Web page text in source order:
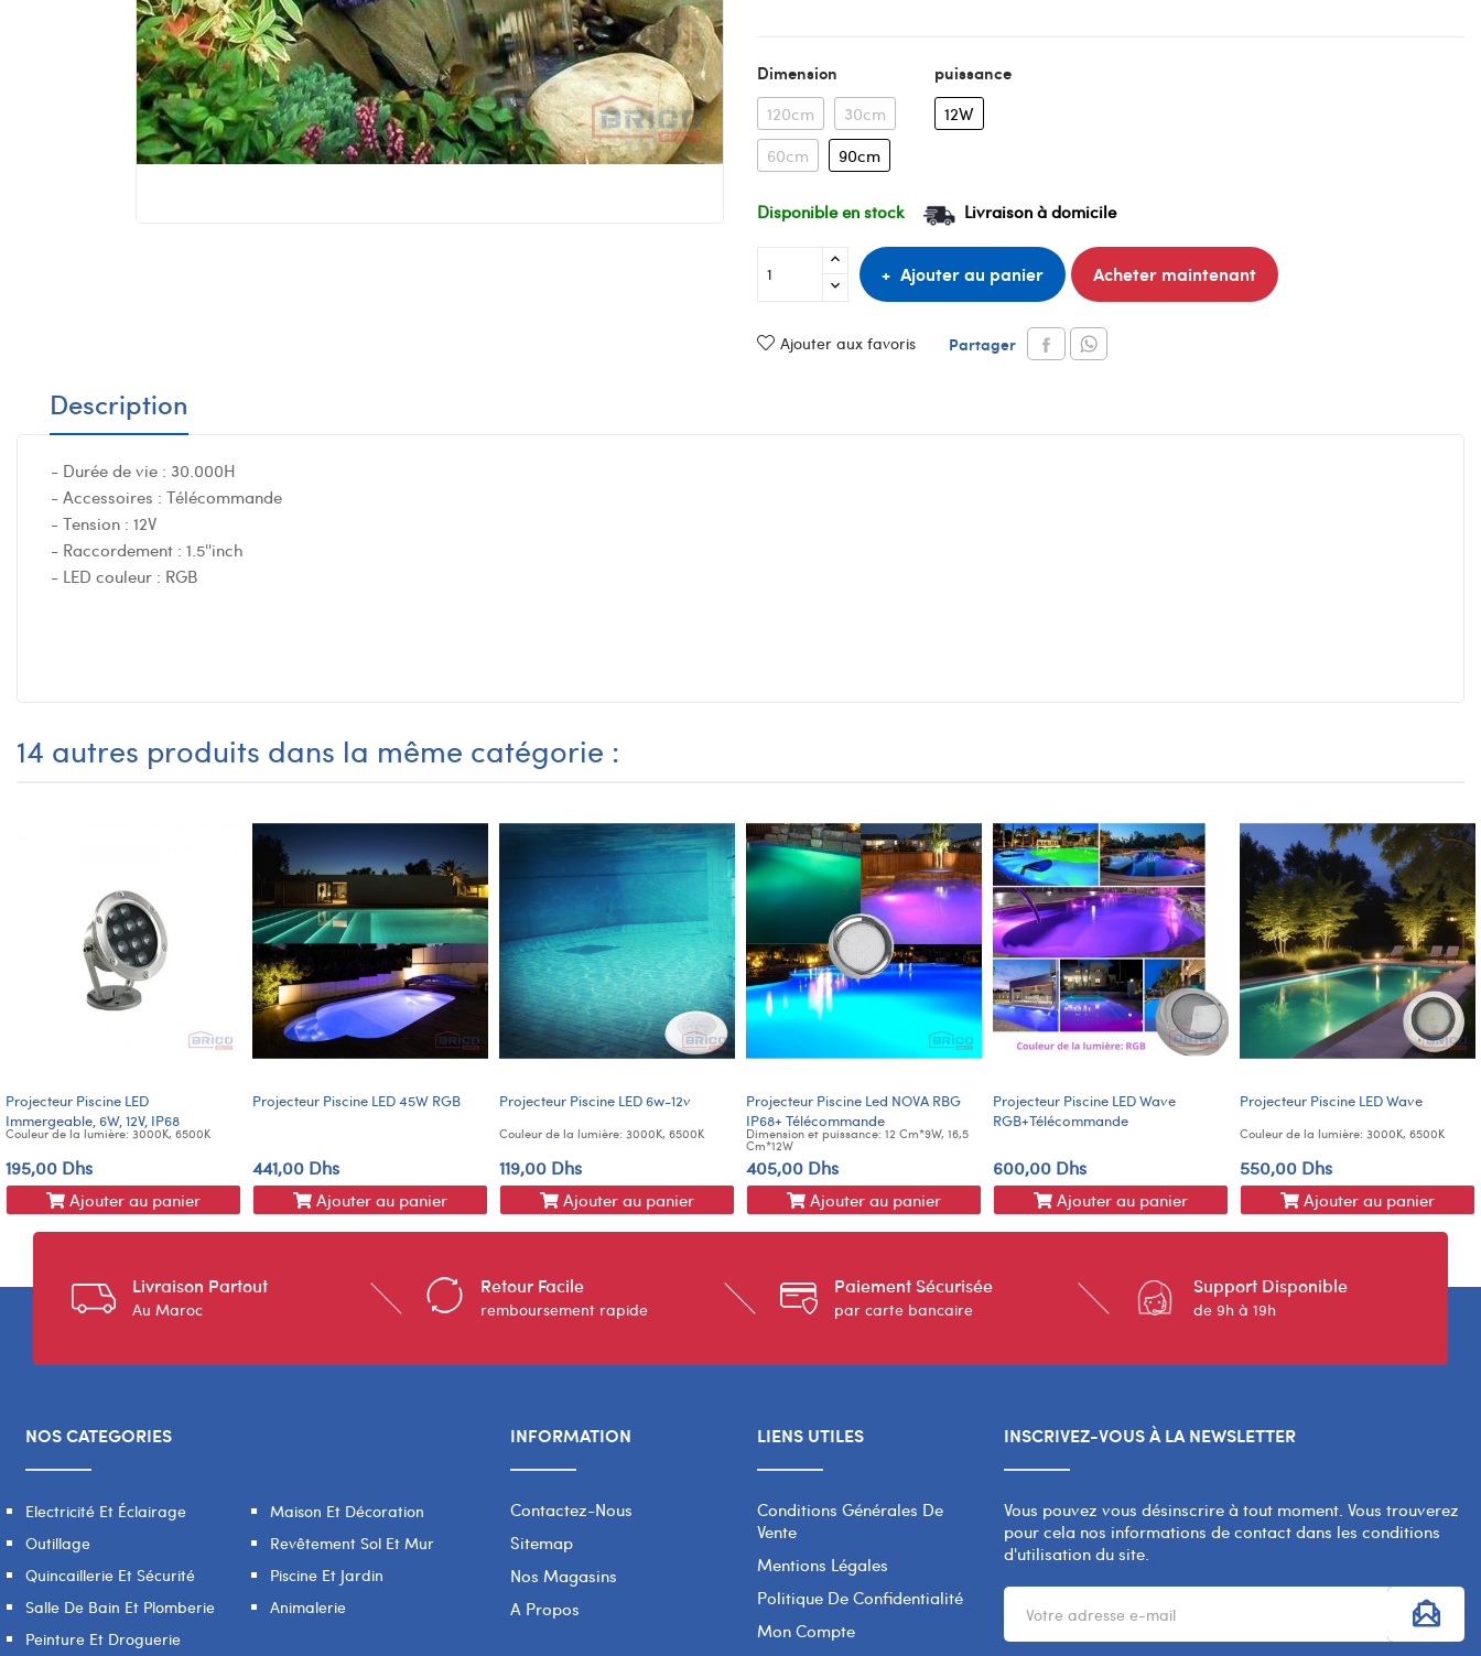
Dimension
120cm
30cm
60cm
90cm
puissance
12W
Disponible en stock Livraison à domicile
Ajouter au panier Acheter maintenant
Ajouter aux favoris Partager
Description
- Durée de vie : 30.000H
- Accessoires : Télécommande
- Tension : 12V
- Raccordement : 1.5''inch
- LED couleur : RGB
14 autres produits dans la même catégorie :
Projecteur Piscine LED
Immergeable, 6W, 12V, IP68
Couleur de la lumière: 3000K, 6500K
195,00 Dhs
Ajouter au panier
Projecteur Piscine LED 45W RGB
441,00 Dhs
Ajouter au panier
Projecteur Piscine LED 6w-12v
Couleur de la lumière: 3000K, 6500K
119,00 Dhs
Ajouter au panier
Projecteur Piscine Led NOVA RBG
IP68+ Télécommande
Dimension et puissance: 12 Cm*9W, 16,5
Cm*12W
405,00 Dhs
Ajouter au panier
Projecteur Piscine LED Wave
RGB+Télécommande
600,00 Dhs
Ajouter au panier
Projecteur Piscine LED Wave
Couleur de la lumière: 3000K, 6500K
550,00 Dhs
Ajouter au panier
Livraison Partout
Au Maroc
Retour Facile
remboursement rapide
Paiement Sécurisée
par carte bancaire
Support Disponible
de 9h à 19h
NOS CATEGORIES
Electricité Et Éclairage
Outillage
Quincaillerie Et Sécurité
Salle De Bain Et Plomberie
Peinture Et Droguerie
Maison Et Décoration
Revêtement Sol Et Mur
Piscine Et Jardin
Animalerie
INFORMATION
Contactez-Nous
Sitemap
Nos Magasins
A Propos
LIENS UTILES
Conditions Générales De
Vente
Mentions Légales
Politique De Confidentialité
Mon Compte
INSCRIVEZ-VOUS À LA NEWSLETTER
Vous pouvez vous désinscrire à tout moment. Vous trouverez
pour cela nos informations de contact dans les conditions
d'utilisation du site.